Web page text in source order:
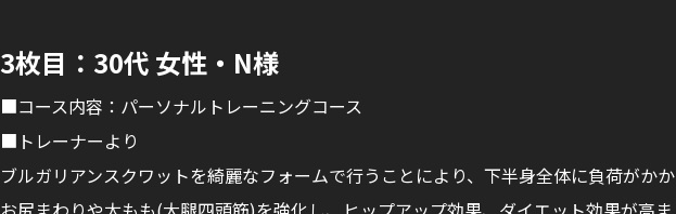
3枚目：30代 女性・N様
■コース内容：パーソナルトレーニングコース
■トレーナーより
ブルガリアンスクワットを綺麗なフォームで行うことにより、下半身全体に負荷がかか